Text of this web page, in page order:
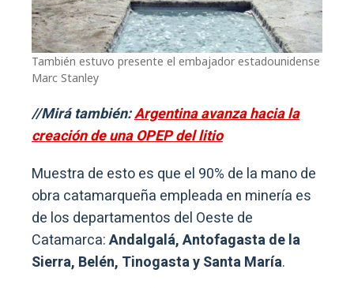
También estuvo presente el embajador estadounidense
Marc Stanley
//Mirá también:Argentina avanza hacia la
creación de una OPEP del litio
Muestra de esto es que el 90% de la mano de
obra catamarqueña empleada en minería es
de los departamentos del Oeste de
Catamarca:Andalgalá, Antofagasta de la
Sierra, Belén, Tinogasta y Santa María.